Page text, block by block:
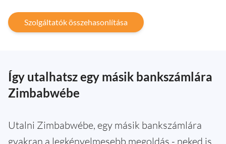
Szolgáltatók összehasonlítása
Így utalhatsz egy másik bankszámlára
Zimbabwébe
Utalni Zimbabwébe, egy másik bankszámlára
gyakran a legkényelmesebb megoldás - neked is